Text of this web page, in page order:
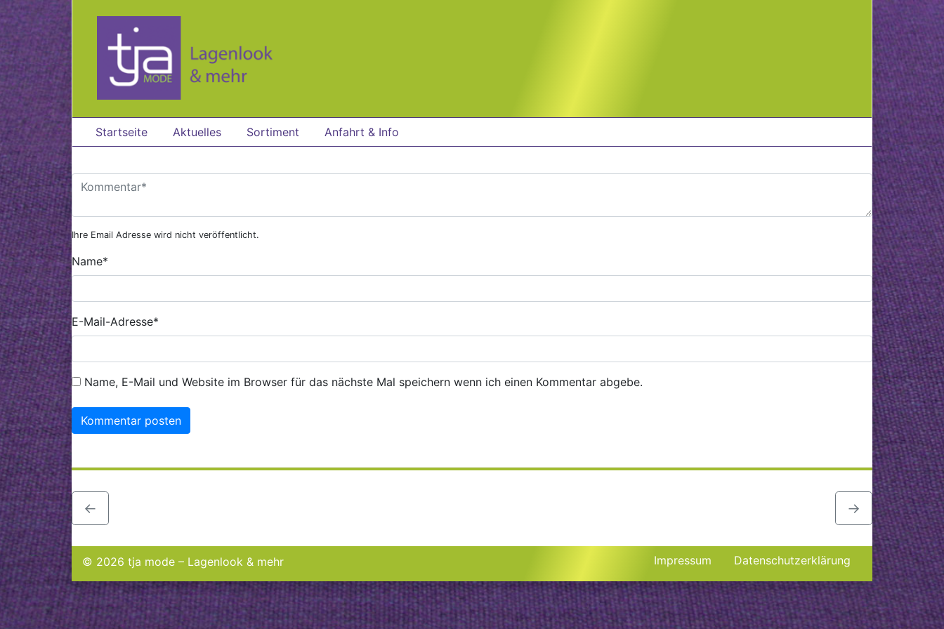
Zum Hauptinhalt springen
Startseite Aktuelles Sortiment Anfahrt & Info
Ihre Email Adresse wird nicht veröffentlicht.
Name*
E-Mail-Adresse*
Name, E-Mail und Website im Browser für das nächste Mal speichern wenn ich einen Kommentar abgebe.
← →
© 2026 tja mode – Lagenlook & mehr Impressum Datenschutzerklärung